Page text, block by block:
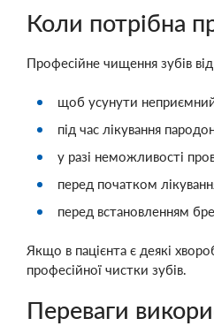
Коли потрібна
Професійне чищення зубів
щоб усунути неприємний
під час лікування
у разі неможливості
перед початком
перед встановленням
Якщо в пацієнта є деякі
професійної чистки зубів.
Переваги